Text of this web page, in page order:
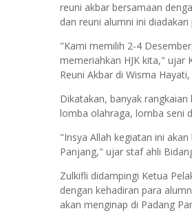
reuni akbar bersamaan
dan reuni alumni ini
"Kami memilih 2-4
memeriahkan HJK kita," ujar
Reuni Akbar di Wisma
Dikatakan, banyak
lomba olahraga, lomba seni
"Insya Allah kegiatan ini
Panjang," ujar staf ahli
Zulkifli didampingi Ketua
dengan kehadiran para
akan menginap di Padang